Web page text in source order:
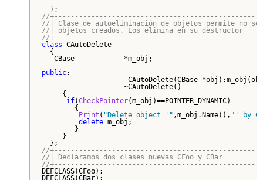
//
//| Clase de autoeliminación de objetos permite no
//| objetos creados. Los elimina en su destructor
//
class CAutoDelete
{
CBase            *m_obj;
public:
CAutoDelete(CBase
~CAutoDelete()
{
if(CheckPointer(m_obj)==POINTER_DYNAMIC)
{
Print ( "Delete object '" ,m_obj.Name(), "' by
delete m_obj;
}
}
//
//| Declaramos dos clases nuevas CFoo y CBar
//
DEFCLASS(CFoo);